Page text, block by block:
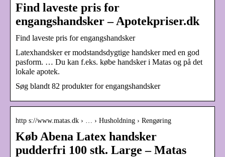
Find laveste pris for
engangshandsker – Apotekpriser.dk
Find laveste pris for engangshandsker
Latexhandsker er modstandsdygtige handsker med en god
pasform. … Du kan f.eks. købe handsker i Matas og på det
lokale apotek.
Søg blandt 82 produkter for engangshandsker
http s://www.matas.dk › … › Husholdning › Rengøring
Køb Abena Latex handsker
pudderfri 100 stk. Large – Matas